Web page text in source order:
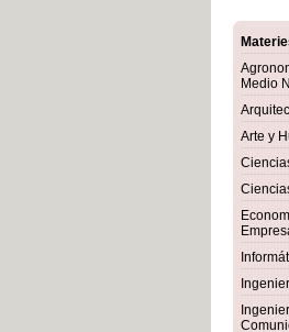
Medio
Arte y